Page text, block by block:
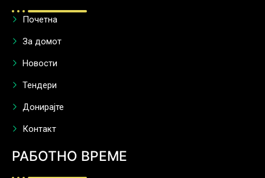
Почетна
За домот
Новости
Тендери
Донирајте
Контакт
РАБОТНО ВРЕМЕ